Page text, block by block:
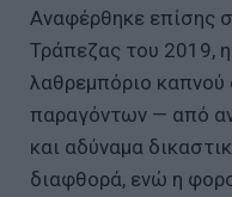
Αναφέρθηκε επίσης
Τράπεζας του 2019,
λαθρεμπόριο καπνού
παραγόντων — από
και αδύναμα
διαφθορά, ενώ η